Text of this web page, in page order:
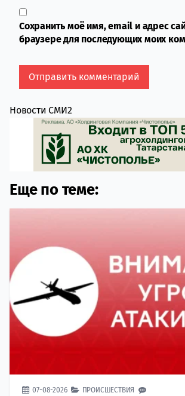
Сохранить моё имя, email и адрес
браузере для последующих моих
Новости СМИ2
Еще по теме:
07-08-2026 ПРОИСШЕСТВИЯ